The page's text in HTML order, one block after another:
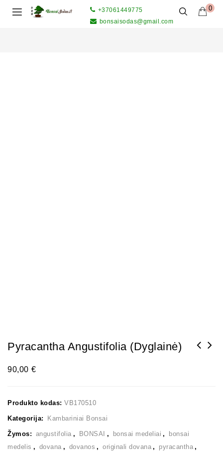
0
+37061449775
bonsaisodas@gmail.com
Pyracantha Angustifolia (Dyglainė)
90,00 €
Produkto kodas: VB170510
Kategorija: Kambariniai Bonsai
Žymos: angustifolia , BONSAI , bonsai medeliai ,
bonsai
medelis , dovana , dovanos , originali dovana , pyracantha ,